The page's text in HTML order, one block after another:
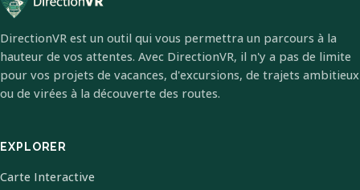
DirectionVR est un outil qui vous permettra un parcours à la
hauteur de vos attentes. Avec DirectionVR, il n'y a pas de limite
pour vos projets de vacances, d'excursions, de trajets ambitieux
ou de virées à la découverte des routes.
EXPLORER
Carte Interactive